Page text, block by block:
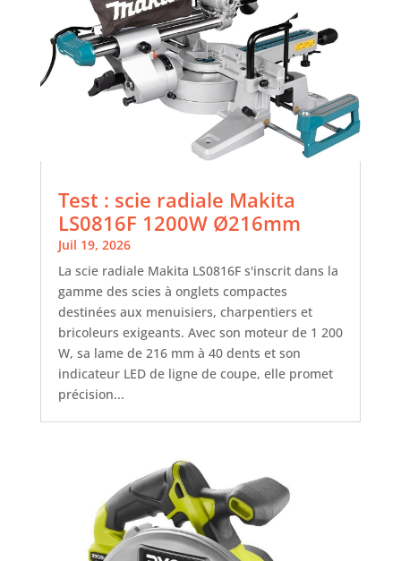
Test : scie radiale Makita
LS0816F 1200W Ø216mm
Juil 19, 2026
La scie radiale Makita LS0816F s'inscrit dans la
gamme des scies à onglets compactes
destinées aux menuisiers, charpentiers et
bricoleurs exigeants. Avec son moteur de 1 200
W, sa lame de 216 mm à 40 dents et son
indicateur LED de ligne de coupe, elle promet
précision...